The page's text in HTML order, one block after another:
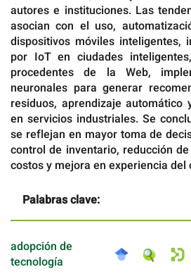
autores e instituciones. Las
asocian con el uso,
dispositivos móviles inteligentes,
por IoT en ciudades
procedentes de la Web,
neuronales para generar
residuos, aprendizaje
en servicios industriales. Se
se reflejan en mayor toma de
control de inventario, reducción
costos y mejora en experiencia del
Palabras clave:
adopción de
tecnología